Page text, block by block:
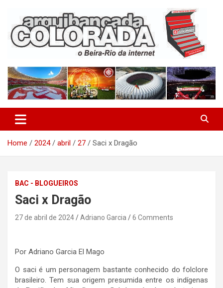
content
Arquibancada Colorada
Home 2024 abril 27 Saci x Dragão
BAC - BLOGUEIROS
Saci x Dragão
27 de abril de 2024 Adriano Garcia 6 Comments
Por Adriano Garcia El Mago
O saci é um personagem bastante conhecido do folclore
brasileiro. Tem sua origem presumida entre os indígenas